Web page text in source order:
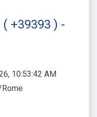
+39393 ) -
10:53:43 AM